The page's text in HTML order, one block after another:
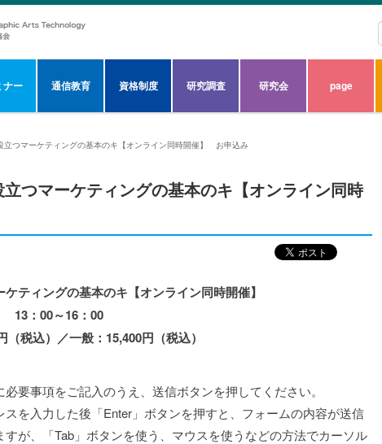
ナー 通信教育 資格制度 研究調査 研究会 page
つマーケティングの基本のキ【オンライン同時開催】 お申込み
つマーケティングの基本のキ【オンライン同時
ティングの基本のキ【オンライン同時開催】
13：00～16：00
税込）／一般：15,400円（税込）
要事項をご記入のうえ、送信ボタンを押してください。
スを入力した後「Enter」ボタンを押すと、フォームの内容が送信
が、「Tab」ボタンを使う、マウスを使うなどの方法でカーソル